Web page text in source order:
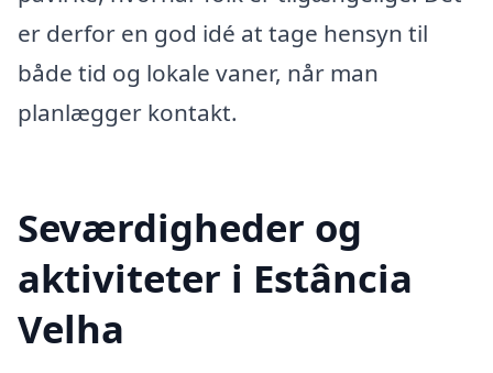
er derfor en god idé at tage hensyn til
både tid og lokale vaner, når man
planlægger kontakt.
Seværdigheder og
aktiviteter i Estância
Velha